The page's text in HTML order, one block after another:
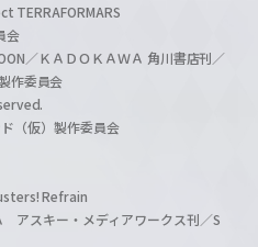
TERRAFORMARS
会
／ＫＡＤＯＫＡＷＡ 角川書店刊／
作委員会
（仮）製作委員会
Refrain
アスキー・メディアワークス刊／S